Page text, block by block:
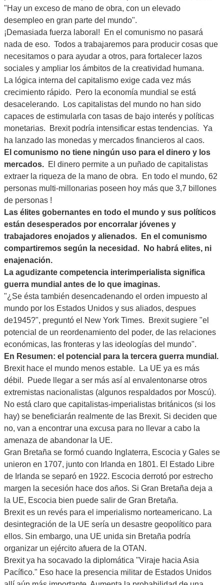
"Hay un exceso de mano de obra, con un elevado
desempleo en gran parte del mundo".
¡Demasiada fuerza laboral! En el comunismo no pasará
nada de eso. Todos a trabajaremos para producir cosas que
necesitamos o para ayudar a otros, para fortalecer lazos
sociales y ampliar los ámbitos de la creatividad humana.
La lógica interna del capitalismo exige cada vez más
crecimiento rápido. Pero la economía mundial se está
desacelerando. Los capitalistas del mundo no han sido
capaces de estimularla con tasas de bajo interés y políticas
monetarias. Brexit podría intensificar estas tendencias. Ya
ha lanzado las monedas y mercados financieros al caos.
El comunismo no tiene ningún uso para el dinero y los
mercados. El dinero permite a un puñado de capitalistas
extraer la riqueza de la mano de obra. En todo el mundo, 62
personas multi-millonarias poseen hoy más que 3,7 billones
de personas !
Las élites gobernantes en todo el mundo y sus políticos
están desesperados por encorralar jóvenes y
trabajadores enojados y alienados. En el comunismo
compartiremos según la necesidad. No habrá elites, ni
enajenación.
La agudizante competencia interimperialista significa
guerra mundial antes de lo que imaginas.
"¿Se ésta también desencadenando el orden impuesto al
mundo por los Estados Unidos y sus aliados, despues
de1945?", preguntó el New York Times. Brexit sugiere "el
potencial de un reordenamiento del poder, de las relaciones
económicas, las fronteras y las ideologías del mundo".
En Resumen: el potencial para la tercera guerra mundial.
Brexit hace el mundo menos estable. La UE ya es más
débil. Puede llegar a ser más así al envalentonarse otros
extremistas nacionalistas (algunos respaldados por Moscú).
No está claro que capitalistas-imperialistas británicos (si los
hay) se beneficiarán realmente de las Brexit. Si deciden que
no, van a encontrar una excusa para no llevar a cabo la
amenaza de abandonar la UE.
Gran Bretaña se formó cuando Inglaterra, Escocia y Gales se
unieron en 1707, junto con Irlanda en 1801. El Estado Libre
de Irlanda se separó en 1922. Escocia derrotó por estrecho
margen la secesión hace dos años. Si Gran Bretaña deja a
la UE, Escocia bien puede salir de Gran Bretaña.
Brexit es un revés para el imperialismo norteamericano. La
desintegración de la UE sería un desastre geopolítico para
ellos. Sin embargo, una UE unida sin Bretaña podría
organizar un ejército afuera de la OTAN.
Brexit ya ha socavado la diplomática "Viraje hacia Asia
Pacífico." Eso hace la presencia militar de Estados Unidos